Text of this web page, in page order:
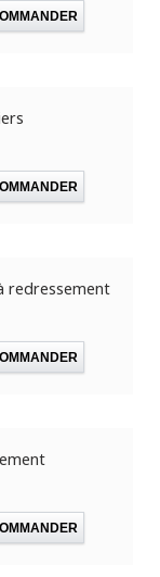
redressement